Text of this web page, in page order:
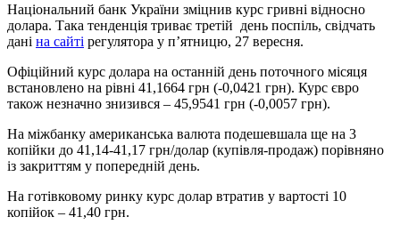
Національний банк України зміцнив курс гривні відносно
долара. Така тенденція триває третій день поспіль, свідчать
дані на сайті регулятора у п’ятницю, 27 вересня.
Офіційний курс долара на останній день поточного місяця
встановлено на рівні 41,1664 грн (-0,0421 грн). Курс євро
також незначно знизився – 45,9541 грн (-0,0057 грн).
На міжбанку американська валюта подешевшала ще на 3
копійки до 41,14-41,17 грн/долар (купівля-продаж) порівняно
із закриттям у попередній день.
На готівковому ринку курс долар втратив у вартості 10
копійок – 41,40 грн.